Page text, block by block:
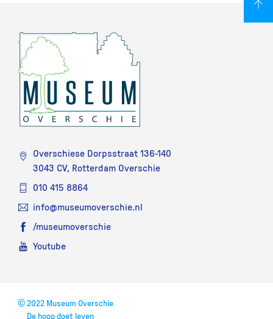
Overschiese Dorpsstraat 136-140
3043 CV, Rotterdam Overschie
010 415 8864
info@museumoverschie.nl
/museumoverschie
Youtube
© 2022 Museum Overschie
De hoop doet leven